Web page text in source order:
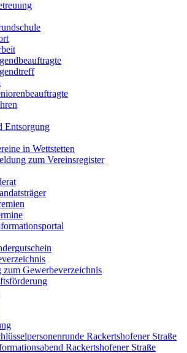
Entsorgung
in Wettstetten
zum Vereinsregister
zum Gewerbeverzeichnis
Rackertshofener Straße
Rackertshofener Straße